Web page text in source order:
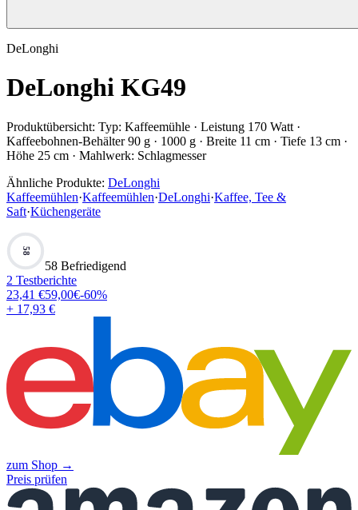
DeLonghi
DeLonghi KG49
Produktübersicht: Typ: Kaffeemühle · Leistung 170 Watt ·
Kaffeebohnen-Behälter 90 g · 1000 g · Breite 11 cm · Tiefe 13 cm ·
Höhe 25 cm · Mahlwerk: Schlagmesser
Ähnliche Produkte: DeLonghi
Kaffeemühlen·Kaffeemühlen·DeLonghi·Kaffee, Tee &
Saft·Küchengeräte
58
58 Befriedigend
2 Testberichte
23,41 €59,00€-60%
+ 17,93 €
zum Shop →
Preis prüfen